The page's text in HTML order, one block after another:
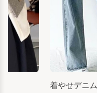
着やせデニム